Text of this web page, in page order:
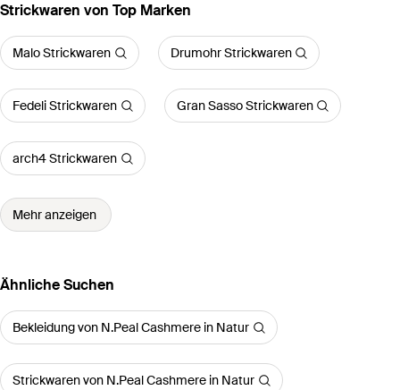
Strickwaren von Top Marken
Malo Strickwaren Drumohr Strickwaren
Fedeli Strickwaren Gran Sasso Strickwaren
arch4 Strickwaren
Mehr anzeigen
Ähnliche Suchen
Bekleidung von N.Peal Cashmere in Natur
Strickwaren von N.Peal Cashmere in Natur